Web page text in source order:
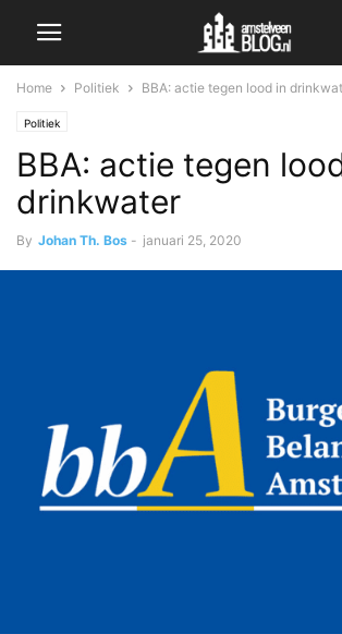
Home Politiek BBA: actie tegen lood in
Politiek
BBA: actie tegen
drinkwater
By Johan Th. Bos - januari 25, 2020